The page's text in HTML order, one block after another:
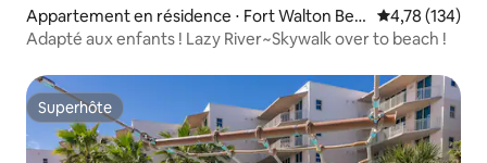
Appartement en résidence ⋅ Fort Walton Bea
ch
Évaluation
4,78 (134)
Adapté aux enfants ! Lazy River~Skywalk over to beach !
Superhôte
Superhôte